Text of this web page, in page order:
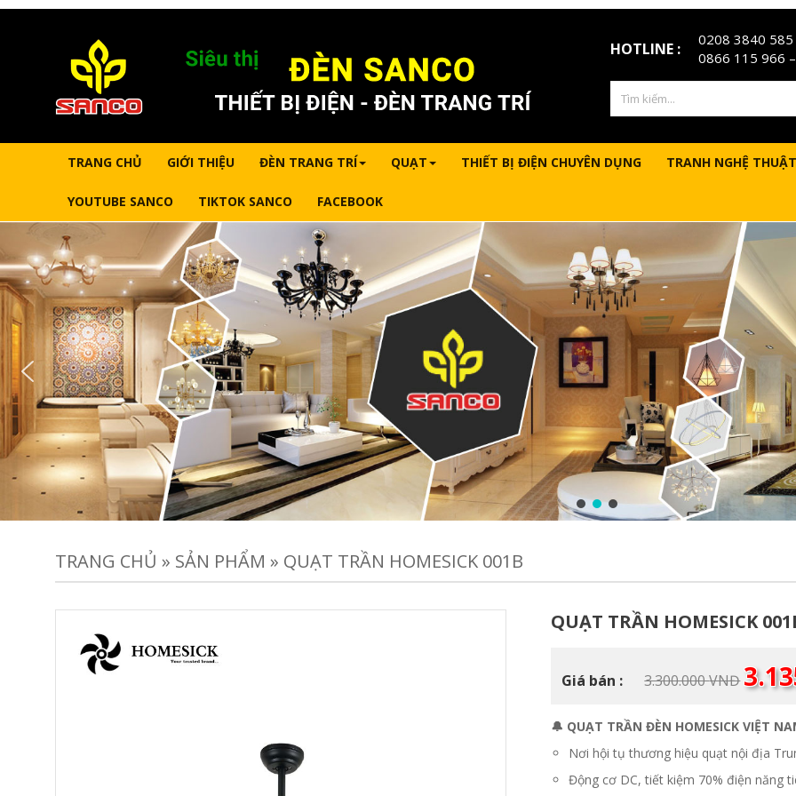
HOTLINE : 0208 3840 585
0866 115 966
TRANG CHỦ GIỚI THIỆU ĐÈN TRANG TRÍ QUẠT THIẾT BỊ ĐIỆN CHUYÊN DỤNG TRANH NGHỆ
YOUTUBE SANCO TIKTOK SANCO FACEBOOK
TRANG CHỦ » SẢN PHẨM » QUẠT TRẦN HOMESICK 001B
QUẠT TRẦN HOMESICK
Giá bán : 3.300.000VNĐ
Giá
gốc
🔔 QUẠT TRẦN ĐÈN HOMESICK VIỆT
Nơi hội tụ thương hiệu quạt nội địa
Động cơ DC, tiết kiệm 70% điện năng